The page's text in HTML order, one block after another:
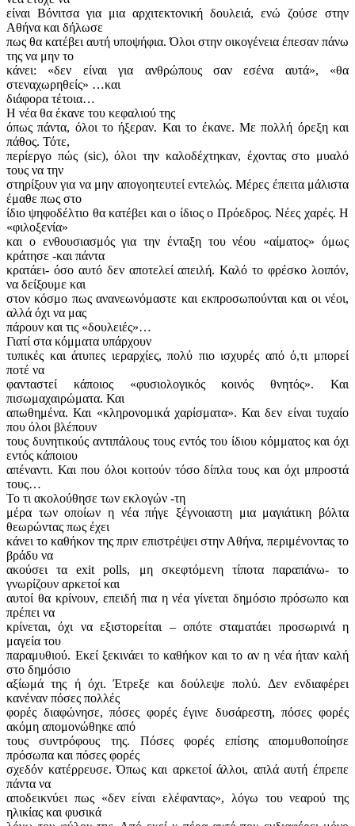
είναι Βόνιτσα για μια αρχιτεκτονική δουλειά, ενώ ζούσε στην
Αθήνα και δήλωσε
πως θα κατέβει αυτή υποψήφια. Όλοι στην οικογένεια έπεσαν πάνω
της να μην το
κάνει: «δεν είναι για ανθρώπους σαν εσένα αυτά», «θα
στεναχωρηθείς» …και
διάφορα τέτοια…
Η νέα θα έκανε του κεφαλιού της
όπως πάντα, όλοι το ήξεραν. Και το έκανε. Με πολλή όρεξη και
πάθος. Τότε,
περίεργο πώς (sic), όλοι την καλοδέχτηκαν, έχοντας στο μυαλό
τους να την
στηρίξουν για να μην απογοητευτεί εντελώς. Μέρες έπειτα μάλιστα
έμαθε πως στο
ίδιο ψηφοδέλτιο θα κατέβει και ο ίδιος ο Πρόεδρος. Νέες χαρές. Η
«φιλοξενία»
και ο ενθουσιασμός για την ένταξη του νέου «αίματος» όμως
κράτησε -και πάντα
κρατάει- όσο αυτό δεν αποτελεί απειλή. Καλό το φρέσκο λοιπόν,
να δείξουμε και
στον κόσμο πως ανανεωνόμαστε και εκπροσωπούνται και οι νέοι,
αλλά όχι να μας
πάρουν και τις «δουλειές»…
Γιατί στα κόμματα υπάρχουν
τυπικές και άτυπες ιεραρχίες, πολύ πιο ισχυρές από ό,τι μπορεί
ποτέ να
φανταστεί κάποιος «φυσιολογικός κοινός θνητός». Και
πισωμαχαιρώματα. Και
απωθημένα. Και «κληρονομικά χαρίσματα». Και δεν είναι τυχαίο
που όλοι βλέπουν
τους δυνητικούς αντιπάλους τους εντός του ίδιου κόμματος και όχι
εντός κάποιου
απέναντι. Και που όλοι κοιτούν τόσο δίπλα τους και όχι μπροστά
τους…
Το τι ακολούθησε των εκλογών -τη
μέρα των οποίων η νέα πήγε ξέγνοιαστη μια μαγιάτικη βόλτα
θεωρώντας πως έχει
κάνει το καθήκον της πριν επιστρέψει στην Αθήνα, περιμένοντας το
βράδυ να
ακούσει τα exit polls, μη σκεφτόμενη τίποτα παραπάνω- το
γνωρίζουν αρκετοί και
αυτοί θα κρίνουν, επειδή πια η νέα γίνεται δημόσιο πρόσωπο και
πρέπει να
κρίνεται, όχι να εξιστορείται – οπότε σταματάει προσωρινά η
μαγεία του
παραμυθιού. Εκεί ξεκινάει το καθήκον και το αν η νέα ήταν καλή
στο δημόσιο
αξίωμά της ή όχι. Έτρεξε και δούλεψε πολύ. Δεν ενδιαφέρει
κανέναν πόσες πολλές
φορές διαφώνησε, πόσες φορές έγινε δυσάρεστη, πόσες φορές
ακόμη απομονώθηκε από
τους συντρόφους της. Πόσες φορές επίσης απομυθοποίησε
πρόσωπα και πόσες φορές
σχεδόν κατέρρευσε. Όπως και αρκετοί άλλοι, απλά αυτή έπρεπε
πάντα να
αποδεικνύει πως «δεν είναι ελέφαντας», λόγω του νεαρού της
ηλικίας και φυσικά